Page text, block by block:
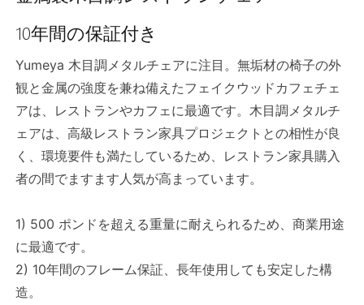
10年間の保証付き
Yumeya 木目調メタルチェアに注目。無垢材の椅子の外
観と金属の強度を兼ね備えたフェイクウッドカフェチェ
アは、レストランやカフェに最適です。木目調メタルチ
ェアは、高級レストラン家具プロジェクトとの相性が良
く、環境要件も満たしているため、レストラン家具購入
者の間でますます人気が高まっています。
1) 500 ポンドを超える重量に耐えられるため、商業用途
に最適です。
2) 10年間のフレーム保証、長年使用しても安定した構
造。